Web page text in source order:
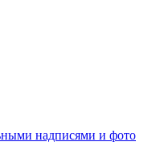
надписями и фото